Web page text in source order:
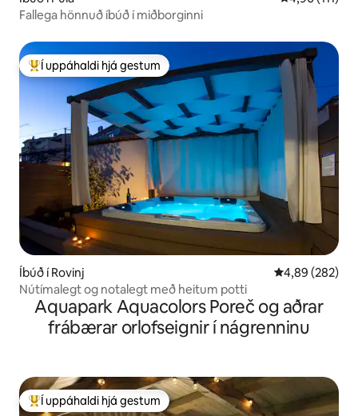
Fallega hönnuð íbúð í miðborginni
Í mestu uppáhaldi hjá gestum
Í uppáhaldi hjá gestum
Íbúð í Rovinj 4,89 af 5 í
4,89 (282)
Nútímalegt og notalegt með heitum potti
Aquapark Aquacolors Poreč og aðrar
frábærar orlofseignir í nágrenninu
Í mestu uppáhaldi hjá gestum
Í uppáhaldi hjá gestum